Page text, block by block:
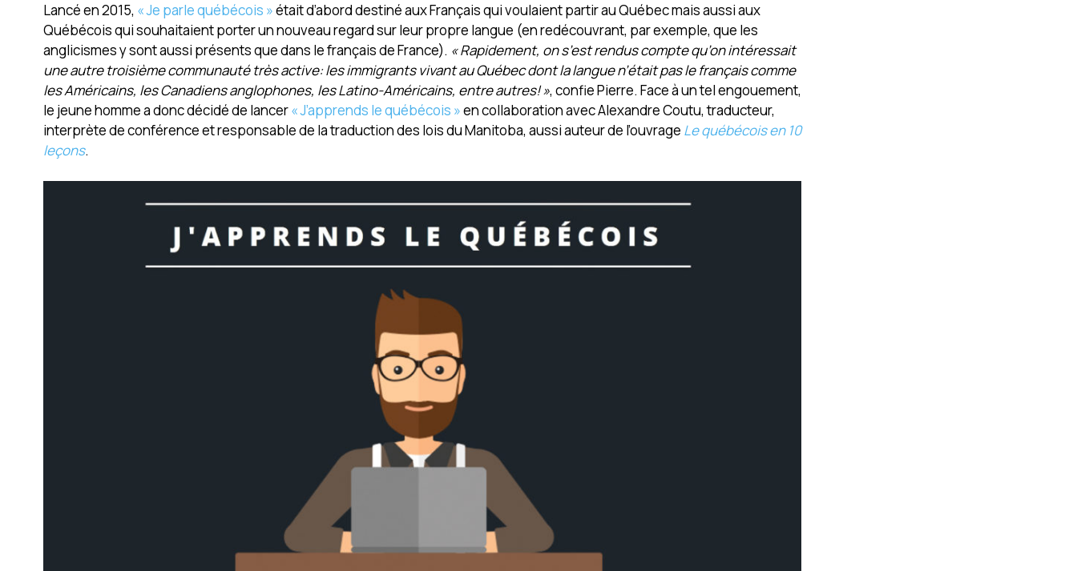
Lancé en 2015, « Je parle québécois »était d’abord destiné aux Français qui voulaient partir au Québec mais aussi aux
Québécois qui souhaitaient porter un nouveau regard sur leur propre langue (en redécouvrant, par exemple, que les
anglicismes y sont aussi présents que dans le français de France). « Rapidement, on s’est rendus compte qu’on intéressait
une autre troisième communauté très active: les immigrants vivant au Québec dont la langue n’était pas le français comme
les Américains, les Canadiens anglophones, les Latino-Américains, entre autres! », confie Pierre. Face à un tel engouement,
le jeune homme a donc décidé de lancer« J’apprends le québécois »en collaboration avec Alexandre Coutu, traducteur,
interprète de conférence et responsable de la traduction des lois du Manitoba, aussi auteur de l’ouvrage Le québécois en 10
leçons.